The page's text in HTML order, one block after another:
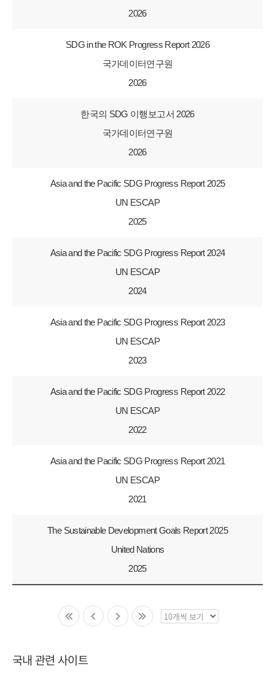
2026
SDG in the ROK Progress Report 2026
국가데이터연구원
2026
한국의 SDG 이행보고서 2026
국가데이터연구원
2026
Asia and the Pacific SDG Progress Report 2025
UN ESCAP
2025
Asia and the Pacific SDG Progress Report 2024
UN ESCAP
2024
Asia and the Pacific SDG Progress Report 2023
UN ESCAP
2023
Asia and the Pacific SDG Progress Report 2022
UN ESCAP
2022
Asia and the Pacific SDG Progress Report 2021
UN ESCAP
2021
The Sustainable Development Goals Report 2025
United Nations
2025
페
국내 관련 사이트